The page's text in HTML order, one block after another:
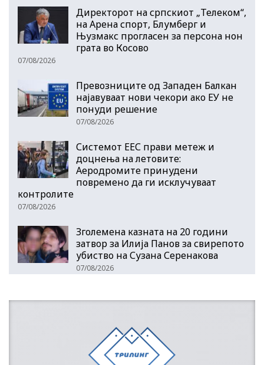
Директорот на српскиот „Телеком“,
на Арена спорт, Блумберг и
Њузмакс прогласен за персона нон
грата во Косово
07/08/2026
Превозниците од Западен Балкан
најавуваат нови чекори ако ЕУ не
понуди решение
07/08/2026
Системот ЕЕС прави метеж и
доцнења на летовите:
Аеродромите принудени
повремено да ги исклучуваат
контролите
07/08/2026
Зголемена казната на 20 години
затвор за Илија Панов за свирепото
убиство на Сузана Серенакова
07/08/2026